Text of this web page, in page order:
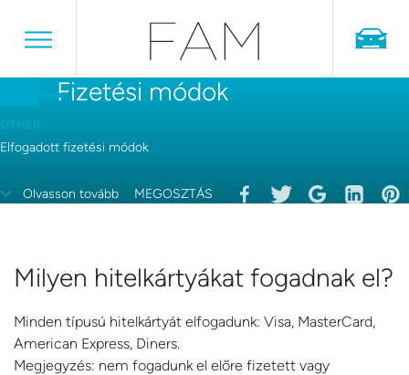
Fizetési módok
OTHER
Elfogadott fizetési módok
Olvasson tovább MEGOSZTÁS
Milyen hitelkártyákat fogadnak el?
Minden típusú hitelkártyát elfogadunk: Visa, MasterCard,
American Express, Diners.
Megjegyzés: nem fogadunk el előre fizetett vagy